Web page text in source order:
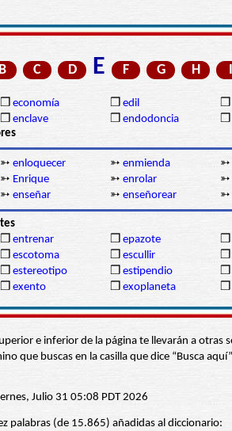
B C D E F G H I
❒ economía ❒ edil ❒
❒ enclave ❒ endodoncia ❒
➳ enloquecer ➳ enmienda ➳
➳ Enrique ➳ enrolar ➳
➳ enseñar ➳ enseñorear ➳
❒ entrenar ❒ epazote ❒
❒ escotoma ❒ escullir ❒
❒ estereotipo ❒ estipendio ❒
❒ exento ❒ exoplaneta ❒
e inferior de la página te llevarán a
que buscas en la casilla que dice “Busca
Julio 31 05:08 PDT 2026
palabras (de 15.865) añadidas al diccionario: